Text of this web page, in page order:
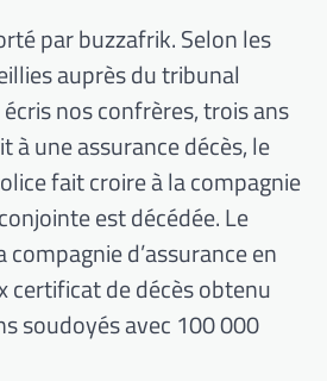
par buzzafrik. Selon les
auprès du tribunal
nos confrères, trois ans
à une assurance décès, le
fait croire à la compagnie
est décédée. Le
d’assurance en
certificat de décès obtenu
soudoyés avec 100 000